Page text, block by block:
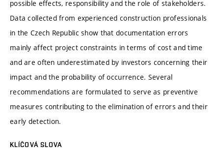
possible effects, responsibility and the role of stakeholders.
Data collected from experienced construction professionals
in the Czech Republic show that documentation errors
mainly affect project constraints in terms of cost and time
and are often underestimated by investors concerning their
impact and the probability of occurrence. Several
recommendations are formulated to serve as preventive
measures contributing to the elimination of errors and their
early detection.
KLÍČOVÁ SLOVA